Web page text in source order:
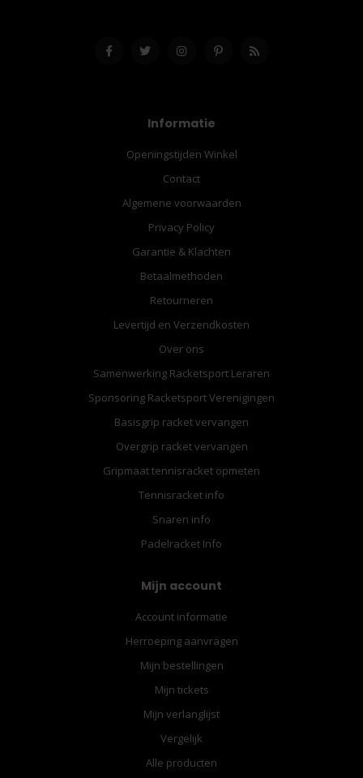
Informatie
Openingstijden Winkel
Contact
Algemene voorwaarden
Privacy Policy
Garantie & Klachten
Betaalmethoden
Retourneren
Levertijd en Verzendkosten
Over ons
Samenwerking Racketsport Leraren
Sponsoring Racketsport Verenigingen
Basisgrip racket vervangen
Overgrip racket vervangen
Gripmaat tennisracket opmeten
Tennisracket info
Snaren info
Padelracket Info
Mijn account
Account informatie
Herroeping aanvragen
Mijn bestellingen
Mijn tickets
Mijn verlanglijst
Vergelijk
Alle producten